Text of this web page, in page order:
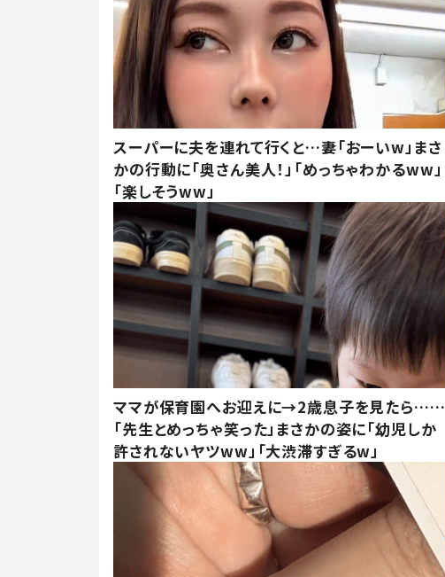
スーパーに夫を連れて行くと…妻「おーいw」まさ
かの行動に「奥さん美人！」「めっちゃわかるww」
「楽しそうww」
ママが保育園へお迎えに→2歳息子を見たら……
「先生とめっちゃ笑った」まさかの姿に「幼児しか
許されないヤツww」「大渋滞すぎるw」